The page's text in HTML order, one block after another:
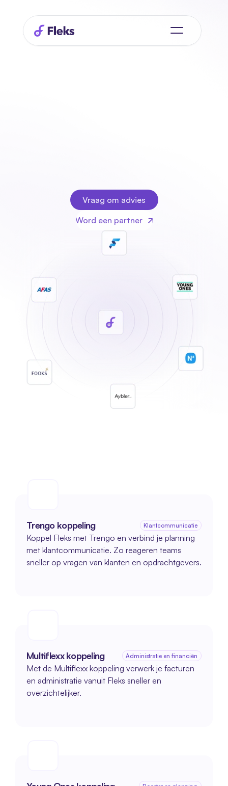
altijd uitbreidbaar met jouw eigen tools.
Vraag om advies
Vraag om advies
Word een partner
Word een partner
Trengo koppeling Klantcommunicatie
Koppel Fleks met Trengo en verbind je planning
met klantcommunicatie. Zo reageren teams
sneller op vragen van klanten en opdrachtgevers.
Multiflexx koppeling Administratie en financiën
Met de Multiflexx koppeling verwerk je facturen
en administratie vanuit Fleks sneller en
overzichtelijker.